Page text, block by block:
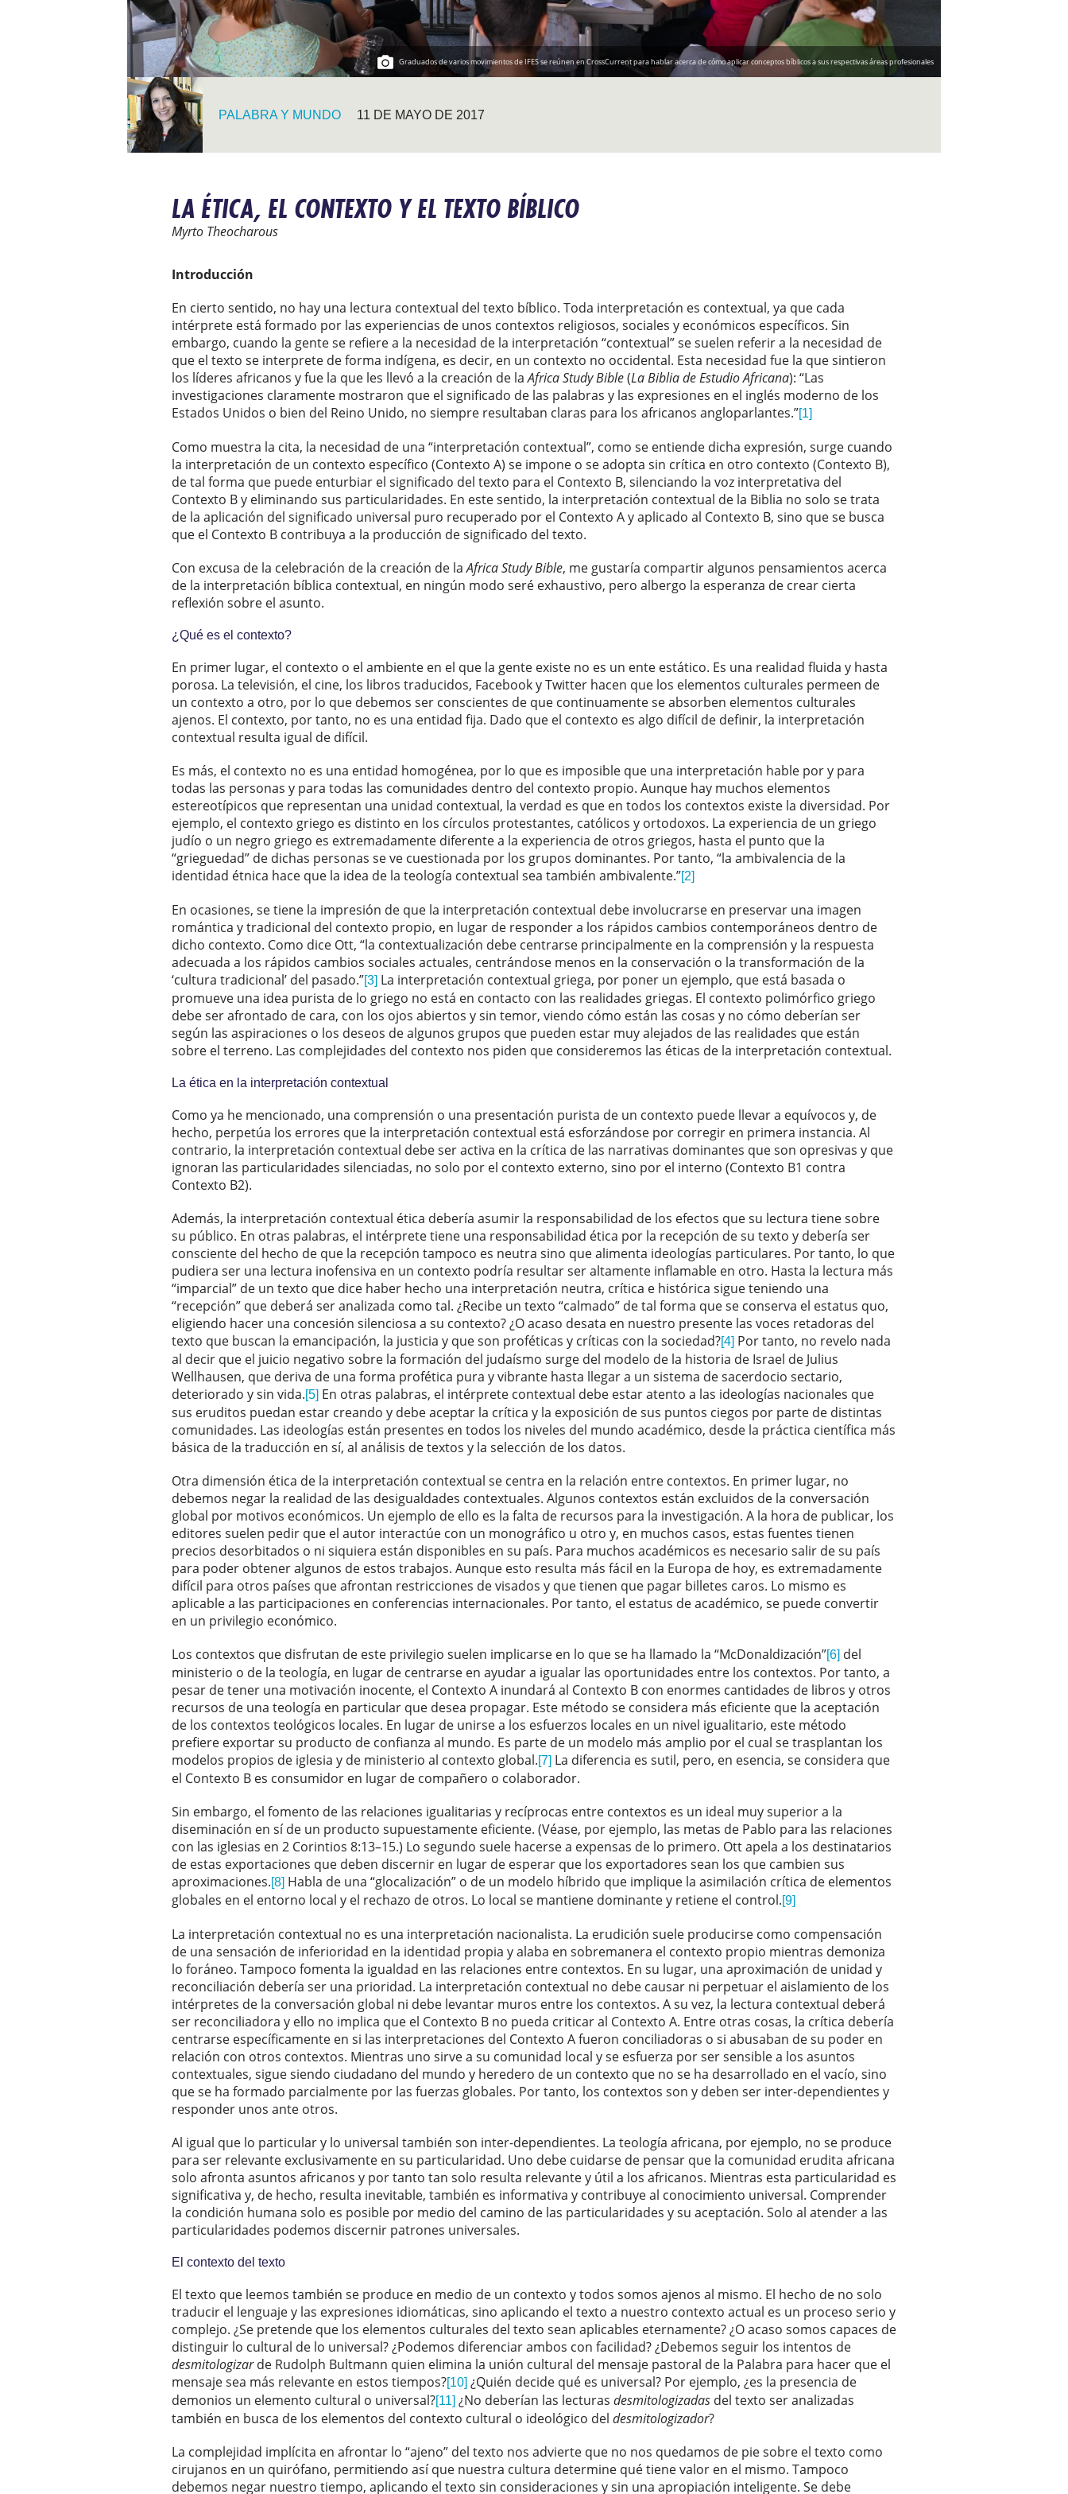
Graduados de varios movimientos de IFES se reúnen en CrossCurrent para hablar acerca de cómo aplicar conceptos bíblicos a sus respectivas áreas profesionales
PALABRA Y MUNDO 11 DE MAYO DE 2017
LA ÉTICA, EL CONTEXTO Y EL TEXTO BÍBLICO
Myrto Theocharous
Introducción
En cierto sentido, no hay una lectura contextual del texto bíblico. Toda interpretación es contextual, ya que cada
intérprete está formado por las experiencias de unos contextos religiosos, sociales y económicos específicos. Sin
embargo, cuando la gente se refiere a la necesidad de la interpretación “contextual” se suelen referir a la necesidad de
que el texto se interprete de forma indígena, es decir, en un contexto no occidental. Esta necesidad fue la que sintieron
los líderes africanos y fue la que les llevó a la creación de laAfrica Study Bible(La Biblia de Estudio Africana): “Las
investigaciones claramente mostraron que el significado de las palabras y las expresiones en el inglés moderno de los
Estados Unidos o bien del Reino Unido, no siempre resultaban claras para los africanos angloparlantes.”[1]
Como muestra la cita, la necesidad de una “interpretación contextual”, como se entiende dicha expresión, surge cuando
la interpretación de un contexto específico (Contexto A) se impone o se adopta sin crítica en otro contexto (Contexto B),
de tal forma que puede enturbiar el significado del texto para el Contexto B, silenciando la voz interpretativa del
Contexto B y eliminando sus particularidades. En este sentido, la interpretación contextual de la Biblia no solo se trata
de la aplicación del significado universal puro recuperado por el Contexto A y aplicado al Contexto B, sino que se busca
que el Contexto B contribuya a la producción de significado del texto.
Con excusa de la celebración de la creación de laAfrica Study Bible, me gustaría compartir algunos pensamientos acerca
de la interpretación bíblica contextual, en ningún modo seré exhaustivo, pero albergo la esperanza de crear cierta
reflexión sobre el asunto.
¿Qué es el contexto?
En primer lugar, el contexto o el ambiente en el que la gente existe no es un ente estático. Es una realidad fluida y hasta
porosa. La televisión, el cine, los libros traducidos, Facebook y Twitter hacen que los elementos culturales permeen de
un contexto a otro, por lo que debemos ser conscientes de que continuamente se absorben elementos culturales
ajenos. El contexto, por tanto, no es una entidad fija. Dado que el contexto es algo difícil de definir, la interpretación
contextual resulta igual de difícil.
Es más, el contexto no es una entidad homogénea, por lo que es imposible que una interpretación hable por y para
todas las personas y para todas las comunidades dentro del contexto propio. Aunque hay muchos elementos
estereotípicos que representan una unidad contextual, la verdad es que en todos los contextos existe la diversidad. Por
ejemplo, el contexto griego es distinto en los círculos protestantes, católicos y ortodoxos. La experiencia de un griego
judío o un negro griego es extremadamente diferente a la experiencia de otros griegos, hasta el punto que la
“grieguedad” de dichas personas se ve cuestionada por los grupos dominantes. Por tanto, “la ambivalencia de la
identidad étnica hace que la idea de la teología contextual sea también ambivalente.”[2]
En ocasiones, se tiene la impresión de que la interpretación contextual debe involucrarse en preservar una imagen
romántica y tradicional del contexto propio, en lugar de responder a los rápidos cambios contemporáneos dentro de
dicho contexto. Como dice Ott, “la contextualización debe centrarse principalmente en la comprensión y la respuesta
adecuada a los rápidos cambios sociales actuales, centrándose menos en la conservación o la transformación de la
‘cultura tradicional’ del pasado.”[3] La interpretación contextual griega, por poner un ejemplo, que está basada o
promueve una idea purista de lo griego no está en contacto con las realidades griegas. El contexto polimórfico griego
debe ser afrontado de cara, con los ojos abiertos y sin temor, viendo cómo están las cosas y no cómo deberían ser
según las aspiraciones o los deseos de algunos grupos que pueden estar muy alejados de las realidades que están
sobre el terreno. Las complejidades del contexto nos piden que consideremos las éticas de la interpretación contextual.
La ética en la interpretación contextual
Como ya he mencionado, una comprensión o una presentación purista de un contexto puede llevar a equívocos y, de
hecho, perpetúa los errores que la interpretación contextual está esforzándose por corregir en primera instancia. Al
contrario, la interpretación contextual debe ser activa en la crítica de las narrativas dominantes que son opresivas y que
ignoran las particularidades silenciadas, no solo por el contexto externo, sino por el interno (Contexto B1 contra
Contexto B2).
Además, la interpretación contextual ética debería asumir la responsabilidad de los efectos que su lectura tiene sobre
su público. En otras palabras, el intérprete tiene una responsabilidad ética por la recepción de su texto y debería ser
consciente del hecho de que la recepción tampoco es neutra sino que alimenta ideologías particulares. Por tanto, lo que
pudiera ser una lectura inofensiva en un contexto podría resultar ser altamente inflamable en otro. Hasta la lectura más
“imparcial” de un texto que dice haber hecho una interpretación neutra, crítica e histórica sigue teniendo una
“recepción” que deberá ser analizada como tal. ¿Recibe un texto “calmado” de tal forma que se conserva el estatus quo,
eligiendo hacer una concesión silenciosa a su contexto? ¿O acaso desata en nuestro presente las voces retadoras del
texto que buscan la emancipación, la justicia y que son proféticas y críticas con la sociedad?[4] Por tanto, no revelo nada
al decir que el juicio negativo sobre la formación del judaísmo surge del modelo de la historia de Israel de Julius
Wellhausen, que deriva de una forma profética pura y vibrante hasta llegar a un sistema de sacerdocio sectario,
deteriorado y sin vida.[5] En otras palabras, el intérprete contextual debe estar atento a las ideologías nacionales que
sus eruditos puedan estar creando y debe aceptar la crítica y la exposición de sus puntos ciegos por parte de distintas
comunidades. Las ideologías están presentes en todos los niveles del mundo académico, desde la práctica científica más
básica de la traducción en sí, al análisis de textos y la selección de los datos.
Otra dimensión ética de la interpretación contextual se centra en la relación entre contextos. En primer lugar, no
debemos negar la realidad de las desigualdades contextuales. Algunos contextos están excluidos de la conversación
global por motivos económicos. Un ejemplo de ello es la falta de recursos para la investigación. A la hora de publicar, los
editores suelen pedir que el autor interactúe con un monográfico u otro y, en muchos casos, estas fuentes tienen
precios desorbitados o ni siquiera están disponibles en su país. Para muchos académicos es necesario salir de su país
para poder obtener algunos de estos trabajos. Aunque esto resulta más fácil en la Europa de hoy, es extremadamente
difícil para otros países que afrontan restricciones de visados y que tienen que pagar billetes caros. Lo mismo es
aplicable a las participaciones en conferencias internacionales. Por tanto, el estatus de académico, se puede convertir
en un privilegio económico.
Los contextos que disfrutan de este privilegio suelen implicarse en lo que se ha llamado la “McDonaldización”[6] del
ministerio o de la teología, en lugar de centrarse en ayudar a igualar las oportunidades entre los contextos. Por tanto, a
pesar de tener una motivación inocente, el Contexto A inundará al Contexto B con enormes cantidades de libros y otros
recursos de una teología en particular que desea propagar. Este método se considera más eficiente que la aceptación
de los contextos teológicos locales. En lugar de unirse a los esfuerzos locales en un nivel igualitario, este método
prefiere exportar su producto de confianza al mundo. Es parte de un modelo más amplio por el cual se trasplantan los
modelos propios de iglesia y de ministerio al contexto global.[7] La diferencia es sutil, pero, en esencia, se considera que
el Contexto B es consumidor en lugar de compañero o colaborador.
Sin embargo, el fomento de las relaciones igualitarias y recíprocas entre contextos es un ideal muy superior a la
diseminación en sí de un producto supuestamente eficiente. (Véase, por ejemplo, las metas de Pablo para las relaciones
con las iglesias en 2 Corintios 8:13–15.) Lo segundo suele hacerse a expensas de lo primero. Ott apela a los destinatarios
de estas exportaciones que deben discernir en lugar de esperar que los exportadores sean los que cambien sus
aproximaciones.[8] Habla de una “glocalización” o de un modelo híbrido que implique la asimilación crítica de elementos
globales en el entorno local y el rechazo de otros. Lo local se mantiene dominante y retiene el control.[9]
La interpretación contextual no es una interpretación nacionalista. La erudición suele producirse como compensación
de una sensación de inferioridad en la identidad propia y alaba en sobremanera el contexto propio mientras demoniza
lo foráneo. Tampoco fomenta la igualdad en las relaciones entre contextos. En su lugar, una aproximación de unidad y
reconciliación debería ser una prioridad. La interpretación contextual no debe causar ni perpetuar el aislamiento de los
intérpretes de la conversación global ni debe levantar muros entre los contextos. A su vez, la lectura contextual deberá
ser reconciliadora y ello no implica que el Contexto B no pueda criticar al Contexto A. Entre otras cosas, la crítica debería
centrarse específicamente en si las interpretaciones del Contexto A fueron conciliadoras o si abusaban de su poder en
relación con otros contextos. Mientras uno sirve a su comunidad local y se esfuerza por ser sensible a los asuntos
contextuales, sigue siendo ciudadano del mundo y heredero de un contexto que no se ha desarrollado en el vacío, sino
que se ha formado parcialmente por las fuerzas globales. Por tanto, los contextos son y deben ser inter-dependientes y
responder unos ante otros.
Al igual que lo particular y lo universal también son inter-dependientes. La teología africana, por ejemplo, no se produce
para ser relevante exclusivamente en su particularidad. Uno debe cuidarse de pensar que la comunidad erudita africana
solo afronta asuntos africanos y por tanto tan solo resulta relevante y útil a los africanos. Mientras esta particularidad es
significativa y, de hecho, resulta inevitable, también es informativa y contribuye al conocimiento universal. Comprender
la condición humana solo es posible por medio del camino de las particularidades y su aceptación. Solo al atender a las
particularidades podemos discernir patrones universales.
El contexto del texto
El texto que leemos también se produce en medio de un contexto y todos somos ajenos al mismo. El hecho de no solo
traducir el lenguaje y las expresiones idiomáticas, sino aplicando el texto a nuestro contexto actual es un proceso serio y
complejo. ¿Se pretende que los elementos culturales del texto sean aplicables eternamente? ¿O acaso somos capaces de
distinguir lo cultural de lo universal? ¿Podemos diferenciar ambos con facilidad? ¿Debemos seguir los intentos de
desmitologizarde Rudolph Bultmann quien elimina la unión cultural del mensaje pastoral de la Palabra para hacer que el
mensaje sea más relevante en estos tiempos?[10] ¿Quién decide qué es universal? Por ejemplo, ¿es la presencia de
demonios un elemento cultural o universal?[11] ¿No deberían las lecturas desmitologizadas del texto ser analizadas
también en busca de los elementos del contexto cultural o ideológico del desmitologizador?
La complejidad implícita en afrontar lo “ajeno” del texto nos advierte que no nos quedamos de pie sobre el texto como
cirujanos en un quirófano, permitiendo así que nuestra cultura determine qué tiene valor en el mismo. Tampoco
debemos negar nuestro tiempo, aplicando el texto sin consideraciones y sin una apropiación inteligente. Se debe